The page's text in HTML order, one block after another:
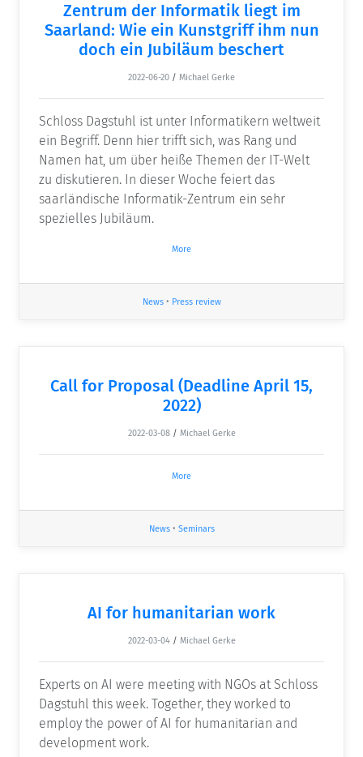
Zentrum der Informatik liegt im
Saarland: Wie ein Kunstgriff ihm nun
doch ein Jubiläum beschert
2022-06-20 / Michael Gerke
Schloss Dagstuhl ist unter Informatikern weltweit
ein Begriff. Denn hier trifft sich, was Rang und
Namen hat, um über heiße Themen der IT-Welt
zu diskutieren. In dieser Woche feiert das
saarländische Informatik-Zentrum ein sehr
spezielles Jubiläum.
More
News• Press review
Call for Proposal (Deadline April 15,
2022)
2022-03-08 / Michael Gerke
More
News• Seminars
AI for humanitarian work
2022-03-04 / Michael Gerke
Experts on AI were meeting with NGOs at Schloss
Dagstuhl this week. Together, they worked to
employ the power of AI for humanitarian and
development work.